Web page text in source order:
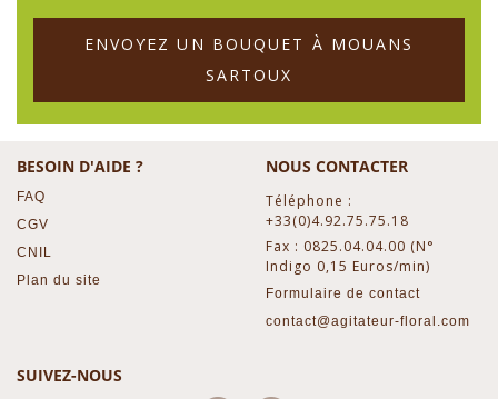
ENVOYEZ UN BOUQUET À MOUANS
SARTOUX
BESOIN D'AIDE ?
FAQ
CGV
CNIL
Plan du site
NOUS CONTACTER
Téléphone :
+33(0)4.92.75.75.18
Fax : 0825.04.04.00 (N°
Indigo 0,15 Euros/min)
Formulaire de contact
contact@agitateur-floral.com
SUIVEZ-NOUS